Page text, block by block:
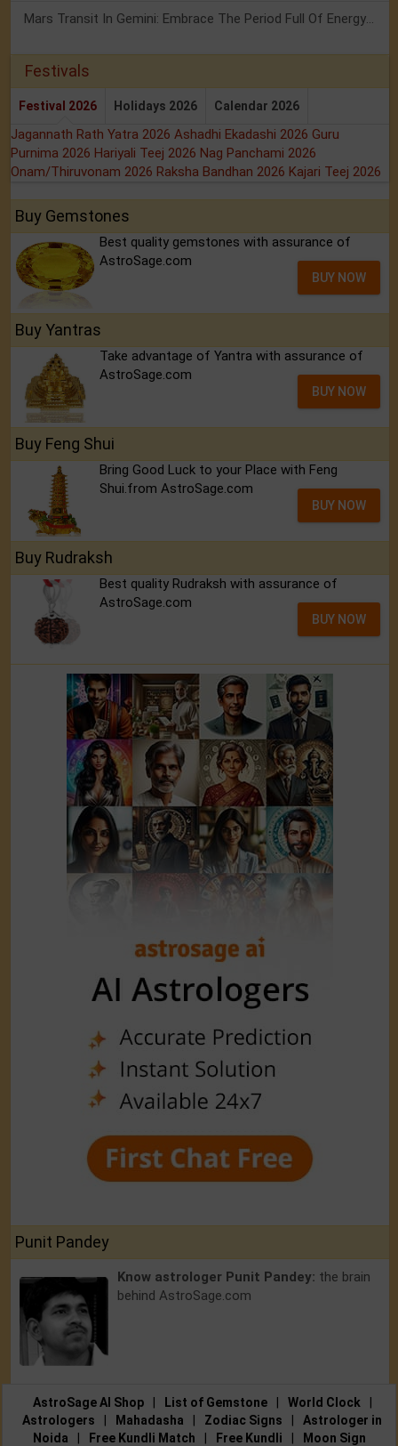
Festivals
Festival 2026 Holidays 2026 Calendar 2026
Jagannath Rath Yatra 2026 Ashadhi Ekadashi 2026 Guru
Purnima 2026 Hariyali Teej 2026 Nag Panchami 2026
Onam/Thiruvonam 2026 Raksha Bandhan 2026 Kajari Teej 2026
Buy Gemstones
Best quality gemstones with assurance of
AstroSage.com
BUY NOW
Buy Yantras
Take advantage of Yantra with assurance of
AstroSage.com
BUY NOW
Buy Feng Shui
Bring Good Luck to your Place with Feng
Shui.from AstroSage.com
BUY NOW
Buy Rudraksh
Best quality Rudraksh with assurance of
AstroSage.com
BUY NOW
Punit Pandey
Know astrologer Punit Pandey: the brain
behind AstroSage.com
AstroSage AI Shop | List of Gemstone | World Clock
|
Astrologers
| Mahadasha | Zodiac Signs |
Astrologer in
Noida
| Free Kundli Match | Free Kundli | Moon Sign